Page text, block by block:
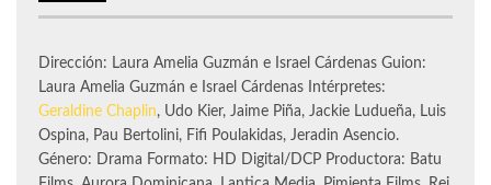
Dirección: Laura Amelia Guzmán e Israel Cárdenas Guion:
Laura Amelia Guzmán e Israel Cárdenas Intérpretes:
Geraldine Chaplin, Udo Kier, Jaime Piña, Jackie Ludueña, Luis
Ospina, Pau Bertolini, Fifi Poulakidas, Jeradin Asencio.
Género: Drama Formato: HD Digital/DCP Productora: Batu